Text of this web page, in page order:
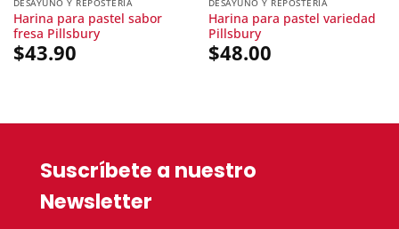
DESAYUNO Y REPOSTERÍA
Harina para pastel sabor
fresa Pillsbury
$43.90
DESAYUNO Y REPOSTERÍA
Harina para pastel variedad
Pillsbury
$48.00
Suscríbete a nuestro
Newsletter